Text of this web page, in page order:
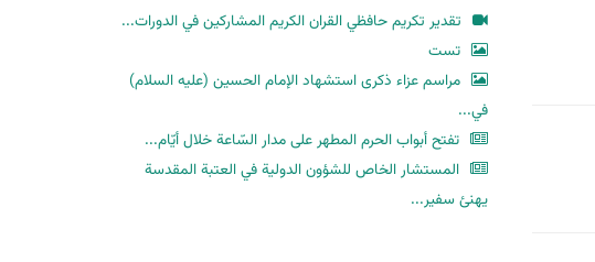
ح
تقدير تكريم حافظي القران الكريم المشاركين في الدورات...
تست
مراسم عزاء ذكرى استشهاد الإمام الحسين (عليه السلام)
في...
تفتح أبواب الحرم المطهر على مدار السّاعة خلال أيّام...
المستشار الخاص للشؤون الدولية في العتبة المقدسة
يهنئ سفير...